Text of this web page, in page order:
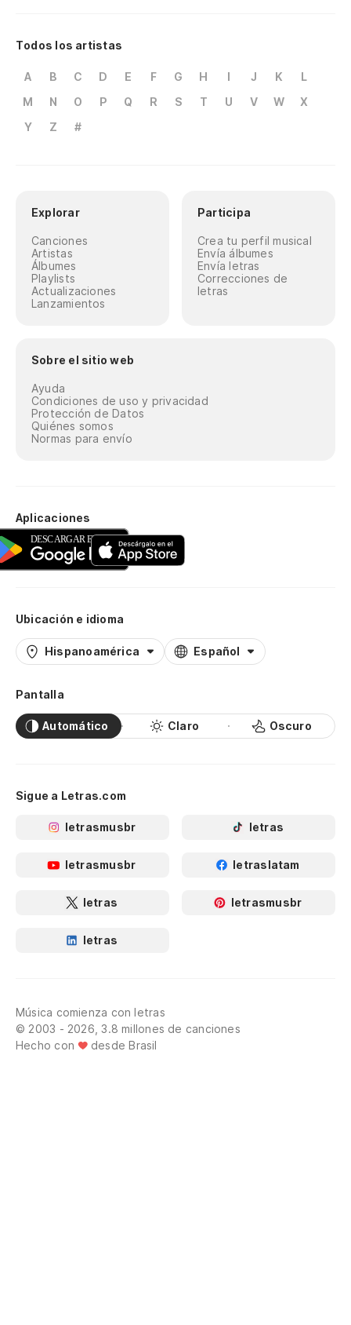
Todos los artistas
A B C D E F G H I J K
L
M
N O P Q R S T U V W
X
Y
Z #
Explorar
Canciones
Artistas
Álbumes
Playlists
Actualizaciones
Lanzamientos
Participa
Crea tu perfil musical
Envía álbumes
Envía letras
Correcciones de
letras
Sobre el sitio web
Ayuda
Condiciones de uso y privacidad
Protección de Datos
Quiénes somos
Normas para envío
Aplicaciones
Ubicación e idioma
Hispanoamérica Español
Pantalla
Automático Claro Oscuro
Sigue a Letras.com
letrasmusbr letras
letrasmusbr letraslatam
letras letrasmusbr
letras
Música comienza con letras
© 2003 - 2026, 3.8 millones de canciones
Hecho con
desde Brasil